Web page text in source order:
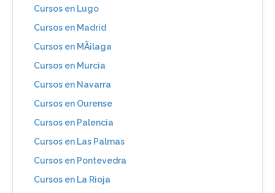
Cursos en Lugo
Cursos en Madrid
Cursos en MÃ¡laga
Cursos en Murcia
Cursos en Navarra
Cursos en Ourense
Cursos en Palencia
Cursos en Las Palmas
Cursos en Pontevedra
Cursos en La Rioja